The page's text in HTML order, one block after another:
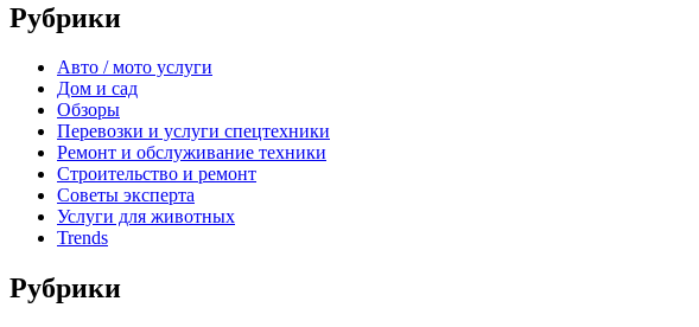
Рубрики
Авто / мото услуги
Дом и сад
Обзоры
Перевозки и услуги спецтехники
Ремонт и обслуживание техники
Строительство и ремонт
Советы эксперта
Услуги для животных
Trends
Рубрики